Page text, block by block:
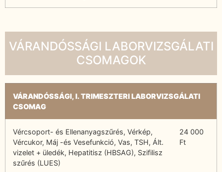
VÁRANDÓSSÁGI LABORVIZSGÁLATI
CSOMAGOK
VÁRANDÓSSÁGI, I. TRIMESZTERI LABORVIZSGÁLATI
CSOMAG
Vércsoport- és Ellenanyagszűrés, Vérkép,
Vércukor, Máj -és Vesefunkció, Vas, TSH, Ált.
vizelet + üledék, Hepatitisz (HBSAG), Szifilisz
szűrés (LUES)
24 000
Ft